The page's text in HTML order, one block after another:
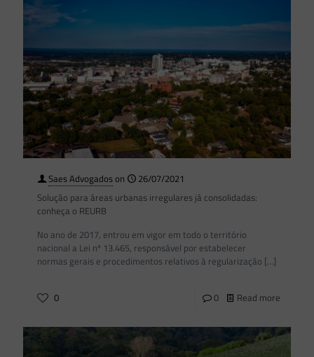
Saes Advogadoson
26/07/2021
Solução para áreas urbanas irregulares já consolidadas:
conheça o REURB
No ano de 2017, entrou em vigor em todo o território
nacional a Lei nº 13.465, responsável por estabelecer
normas gerais e procedimentos relativos à regularização […]
0 0 Read more